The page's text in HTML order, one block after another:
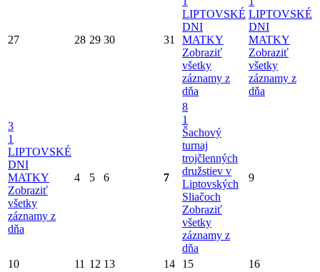
27 28 29 30 31
LIPTOVSKÉ
DNI
MATKY
Zobraziť
všetky
záznamy z
dňa
LIPTOVSKÉ
DNI
MATKY
Zobraziť
všetky
záznamy z
dňa
3
1
LIPTOVSKÉ
DNI
MATKY
Zobraziť
všetky
záznamy z
dňa
4 5 6 7
8
1
Šachový
turnaj
trojčlenných
družstiev v
Liptovských
Sliačoch
Zobraziť
všetky
záznamy z
dňa
9
10 11 12 13 14 15 16